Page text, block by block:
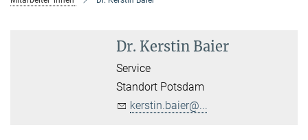
Dr. Kerstin Baier
Service
Standort Potsdam
kerstin.baier@...